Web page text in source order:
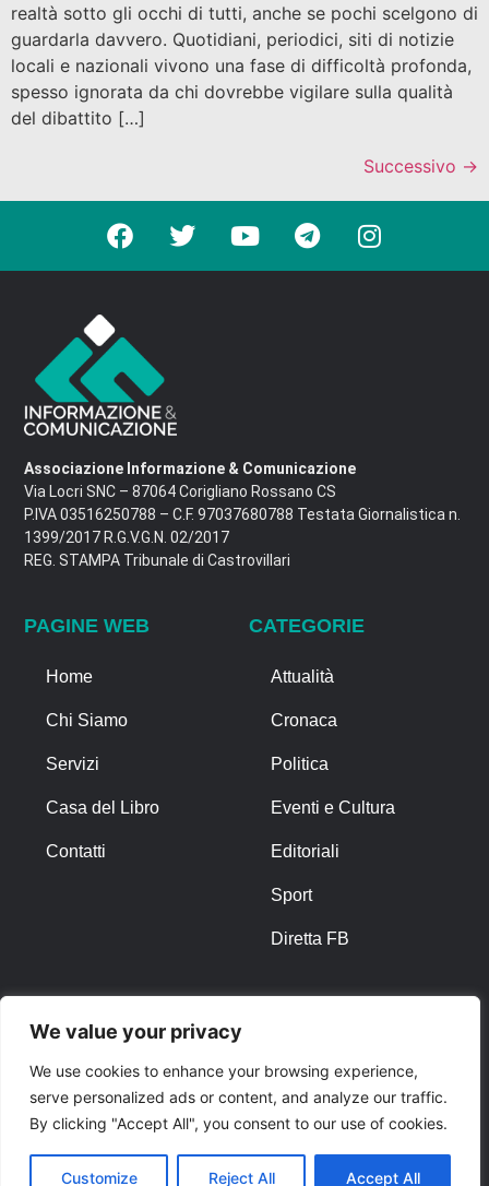
We value your privacy
We use cookies to enhance your browsing experience,
serve personalized ads or content, and analyze our traffic.
By clicking "Accept All", you consent to our use of cookies.
Customize Reject All Accept All
realtà sotto gli occhi di tutti, anche se pochi scelgono di
guardarla davvero. Quotidiani, periodici, siti di notizie
locali e nazionali vivono una fase di difficoltà profonda,
spesso ignorata da chi dovrebbe vigilare sulla qualità
del dibattito […]
Successivo →
Associazione Informazione & Comunicazione
Via Locri SNC – 87064 Corigliano Rossano CS
P.IVA 03516250788 – C.F. 97037680788 Testata Giornalistica n.
1399/2017 R.G.V.G.N. 02/2017
REG. STAMPA Tribunale di Castrovillari
PAGINE WEB
Home
Chi Siamo
Servizi
Casa del Libro
Contatti
CATEGORIE
Attualità
Cronaca
Politica
Eventi e Cultura
Editoriali
Sport
Diretta FB
Privacy Policy